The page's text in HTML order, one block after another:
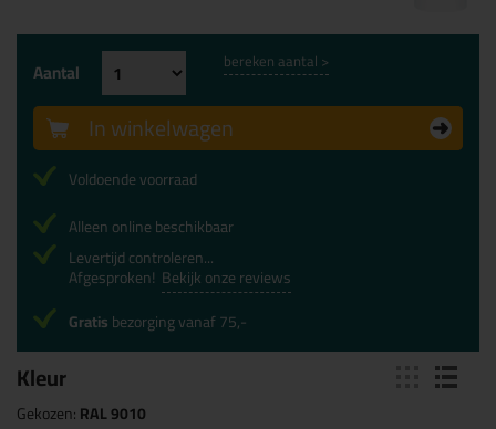
Kleur
Gekozen:RAL 9010
Aantal bereken aantal >
In winkelwagen
Voldoende voorraad
Alleen online beschikbaar
Levertijd controleren...
Afgesproken! Bekijk onze reviews
Gratisbezorging vanaf 75,-